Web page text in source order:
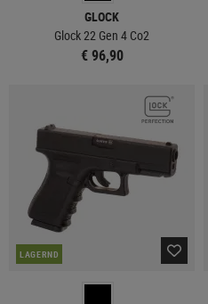
GLOCK
Glock 22 Gen 4 Co2
€ 96,90
LAGERND